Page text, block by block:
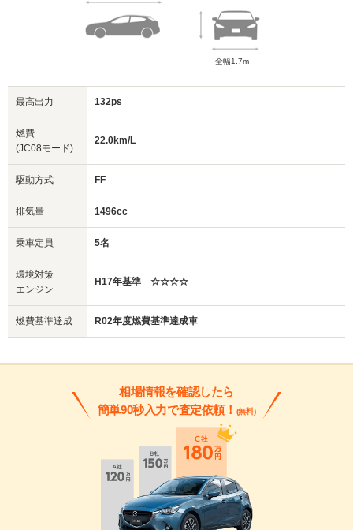
全幅1.7m
最高出力 132ps
燃費
(JC08モード)
22.0km/L
駆動方式 FF
排気量 1496cc
乗車定員 5名
環境対策
エンジン
H17年基準 ☆☆☆☆
燃費基準達成 R02年度燃費基準達成車
相場情報を確認したら
簡単90秒入力で査定依頼！ (無料)